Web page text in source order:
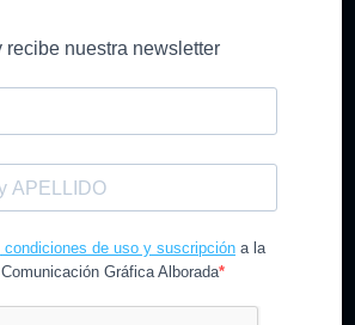
,impresión,offset,papel,
imprenta de Gutenberg fue un hecho
pero si algo revolucionó de verdad
unos cuantos siglos más y